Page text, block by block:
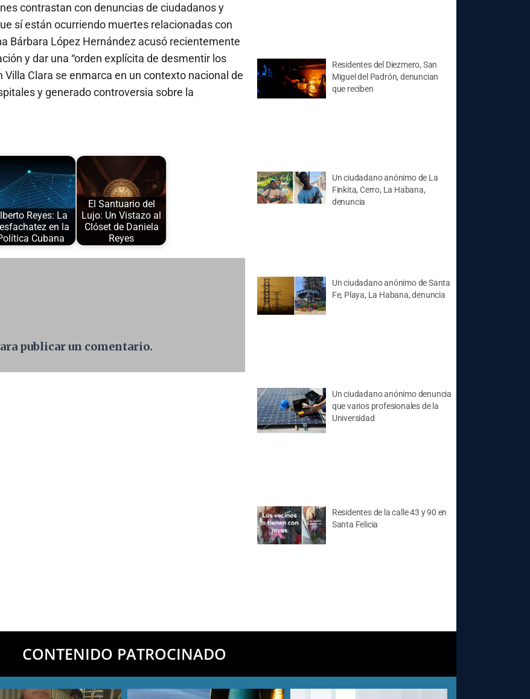
contrastan con denuncias de ciudadanos y
sí están ocurriendo muertes relacionadas con
Bárbara López Hernández acusó recientemente
y dar una “orden explícita de desmentir los
Villa Clara se enmarca en un contexto nacional de
y generado controversia sobre la
Reyes: La
en la
Cubana
El Santuario del
Lujo: Un Vistazo al
Clóset de Daniela
Reyes
publicar un comentario.
Residentes del Diezmero, San
Miguel del Padrón, denuncian
que reciben
Un ciudadano anónimo de La
Finkita, Cerro, La Habana,
denuncia
Un ciudadano anónimo de Santa
Fe, Playa, La Habana, denuncia
Un ciudadano anónimo denuncia
que varios profesionales de la
Universidad
Residentes de la calle 43 y 90 en
Santa Felicia
CONTENIDO PATROCINADO